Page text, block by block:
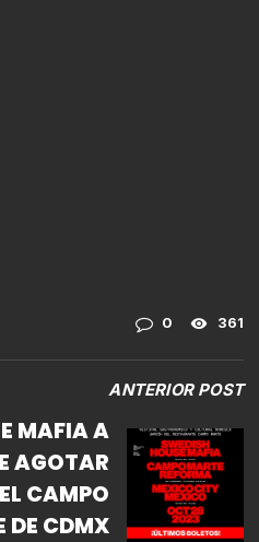
0 361
ANTERIOR POST
MAFIA A
AGOTAR
CAMPO
DE CDMX